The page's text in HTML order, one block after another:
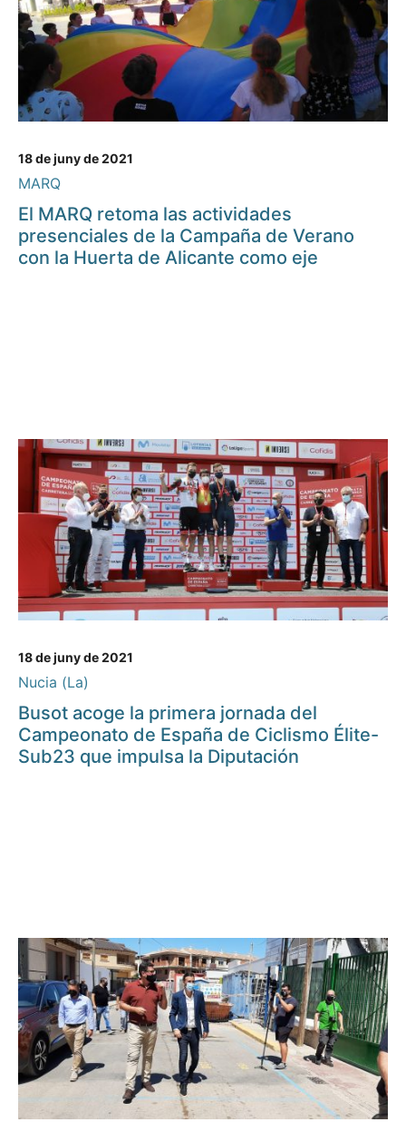
18 de juny de 2021
MARQ
El MARQ retoma las actividades
presenciales de la Campaña de Verano
con la Huerta de Alicante como eje
18 de juny de 2021
Nucia (La)
Busot acoge la primera jornada del
Campeonato de España de Ciclismo Élite-
Sub23 que impulsa la Diputación